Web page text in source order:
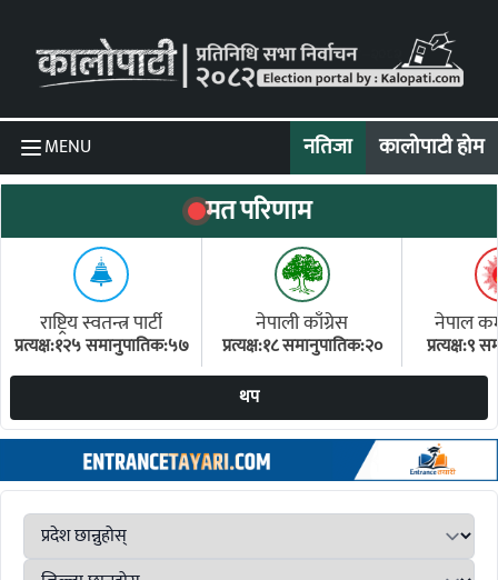
MENU नतिजा कालोपाटी होम
मत परिणाम
राष्ट्रिय स्वतन्त्र पार्टी
प्रत्यक्ष:१२५ समानुपातिक:५७
नेपाली काँग्रेस
प्रत्यक्ष:१८ समानुपातिक:२०
नेपाल
प्रत्यक्ष:९
थप